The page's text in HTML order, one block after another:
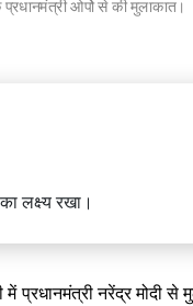
लक्ष्य रखा।
नरेंद्र मोदी
भारत
में होंगी